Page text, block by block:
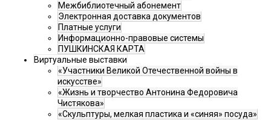
Межбиблиотечный абонемент
Электронная доставка документов
Платные услуги
Информационно-правовые системы
ПУШКИНСКАЯ КАРТА
Виртуальные выставки
«Участники Великой Отечественной войны в
искусстве»
«Жизнь и творчество Антонина Федоровича
Чистякова»
«Скульптуры, мелкая пластика и «синяя» посуда»